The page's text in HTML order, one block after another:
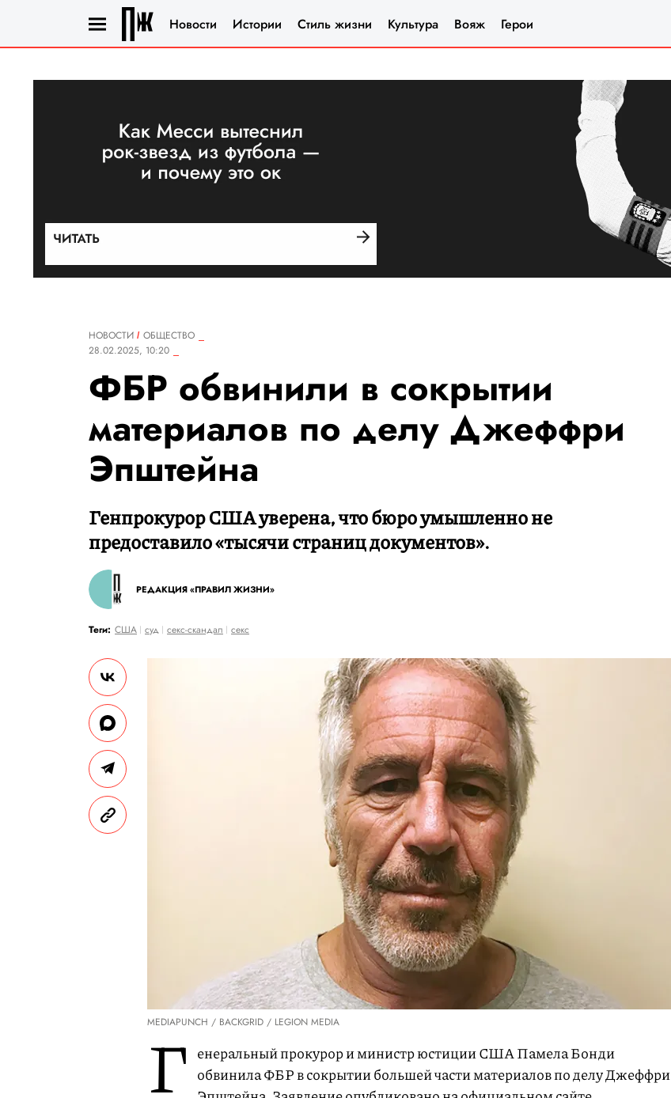
Новости Истории Стиль жизни Культура Вояж Герои
НОВОСТИ
ОБЩЕСТВО
28.02.2025, 10:20
ФБР обвинили в сокрытии
материалов по делу Джеффри
Эпштейна
Генпрокурор США уверена, что бюро умышленно не
предоставило «тысячи страниц документов».
РЕДАКЦИЯ «ПРАВИЛ ЖИЗНИ»
Теги: США суд секс-скандал секс
MEDIAPUNCH / BACKGRID / LEGION MEDIA
Г енеральный прокурор и министр юстиции США Памела Бонди
обвинила ФБР в сокрытии большей части материалов по делу Джеффри